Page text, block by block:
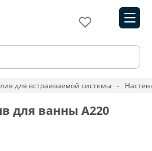
для встраиваемой системы
для ванны A220